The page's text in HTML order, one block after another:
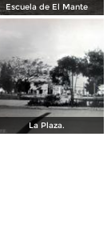
Escuela de El Mante
La Plaza.